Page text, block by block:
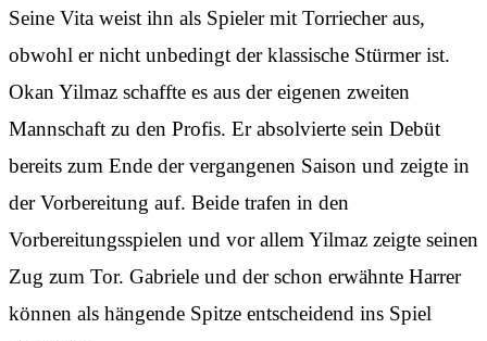
Seine Vita weist ihn als Spieler mit Torriecher aus,
obwohl er nicht unbedingt der klassische Stürmer ist.
Okan Yilmaz schaffte es aus der eigenen zweiten
Mannschaft zu den Profis. Er absolvierte sein Debüt
bereits zum Ende der vergangenen Saison und zeigte in
der Vorbereitung auf. Beide trafen in den
Vorbereitungsspielen und vor allem Yilmaz zeigte seinen
Zug zum Tor. Gabriele und der schon erwähnte Harrer
können als hängende Spitze entscheidend ins Spiel